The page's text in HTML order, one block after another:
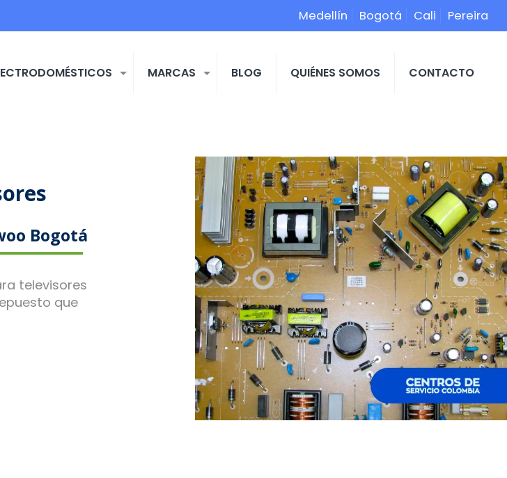
Medellín Bogotá Cali Pereira
MARCAS BLOG QUIÉNES SOMOS CONTACTO
Bogotá
televisores
que